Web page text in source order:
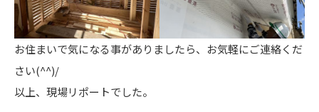
お住まいで気になる事がありましたら、お気軽にご連絡くだ
さい(^^)/
以上、現場リポートでした。